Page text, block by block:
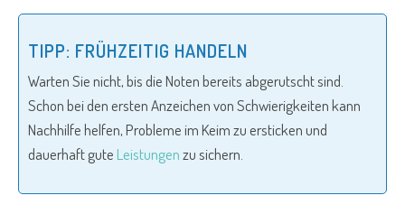
TIPP: FRÜHZEITIG HANDELN
Warten Sie nicht, bis die Noten bereits abgerutscht sind.
Schon bei den ersten Anzeichen von Schwierigkeiten kann
Nachhilfe helfen, Probleme im Keim zu ersticken und
dauerhaft gute Leistungenzu sichern.